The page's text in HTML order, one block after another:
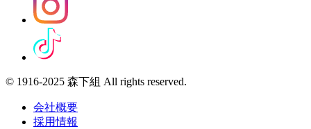
© 1916-2025 森下組 All rights reserved.
会社概要
採用情報